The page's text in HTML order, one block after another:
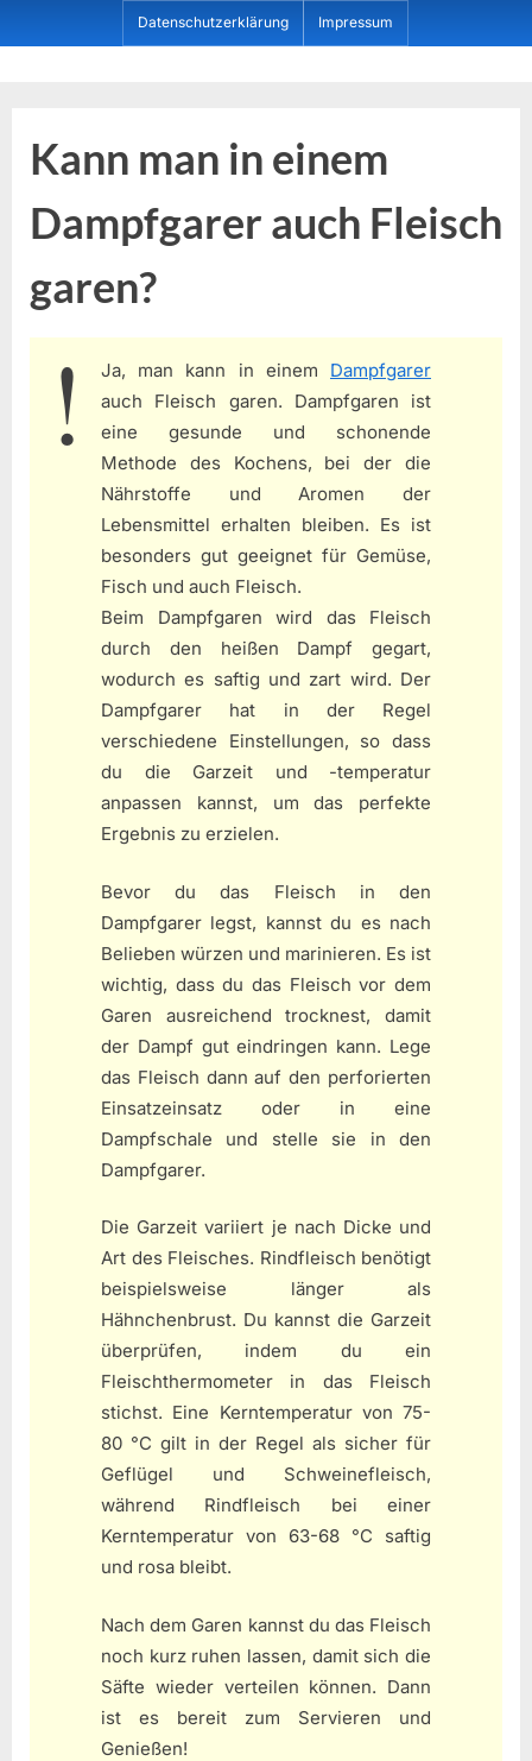
to
Datenschutzerklärung Impressum
Kann man in einem
Dampfgarer auch Fleisch
garen?
Ja, man kann in einem Dampfgarer
auch Fleisch garen. Dampfgaren ist
eine gesunde und schonende
Methode des Kochens, bei der die
Nährstoffe und Aromen der
Lebensmittel erhalten bleiben. Es ist
besonders gut geeignet für Gemüse,
Fisch und auch Fleisch.
Beim Dampfgaren wird das Fleisch
durch den heißen Dampf gegart,
wodurch es saftig und zart wird. Der
Dampfgarer hat in der Regel
verschiedene Einstellungen, so dass
du die Garzeit und -temperatur
anpassen kannst, um das perfekte
Ergebnis zu erzielen.
Bevor du das Fleisch in den
Dampfgarer legst, kannst du es nach
Belieben würzen und marinieren. Es ist
wichtig, dass du das Fleisch vor dem
Garen ausreichend trocknest, damit
der Dampf gut eindringen kann. Lege
das Fleisch dann auf den perforierten
Einsatzeinsatz oder in eine
Dampfschale und stelle sie in den
Dampfgarer.
Die Garzeit variiert je nach Dicke und
Art des Fleisches. Rindfleisch benötigt
beispielsweise länger als
Hähnchenbrust. Du kannst die Garzeit
überprüfen, indem du ein
Fleischthermometer in das Fleisch
stichst. Eine Kerntemperatur von 75-
80 °C gilt in der Regel als sicher für
Geflügel und Schweinefleisch,
während Rindfleisch bei einer
Kerntemperatur von 63-68 °C saftig
und rosa bleibt.
Nach dem Garen kannst du das Fleisch
noch kurz ruhen lassen, damit sich die
Säfte wieder verteilen können. Dann
ist es bereit zum Servieren und
Genießen!